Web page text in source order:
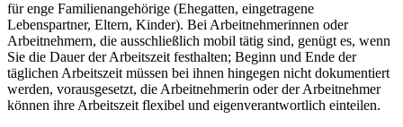
für enge Familienangehörige (Ehegatten, eingetragene
Lebenspartner, Eltern, Kinder). Bei Arbeitnehmerinnen oder
Arbeitnehmern, die ausschließlich mobil tätig sind, genügt es, wenn
Sie die Dauer der Arbeitszeit festhalten; Beginn und Ende der
täglichen Arbeitszeit müssen bei ihnen hingegen nicht dokumentiert
werden, vorausgesetzt, die Arbeitnehmerin oder der Arbeitnehmer
können ihre Arbeitszeit flexibel und eigenverantwortlich einteilen.